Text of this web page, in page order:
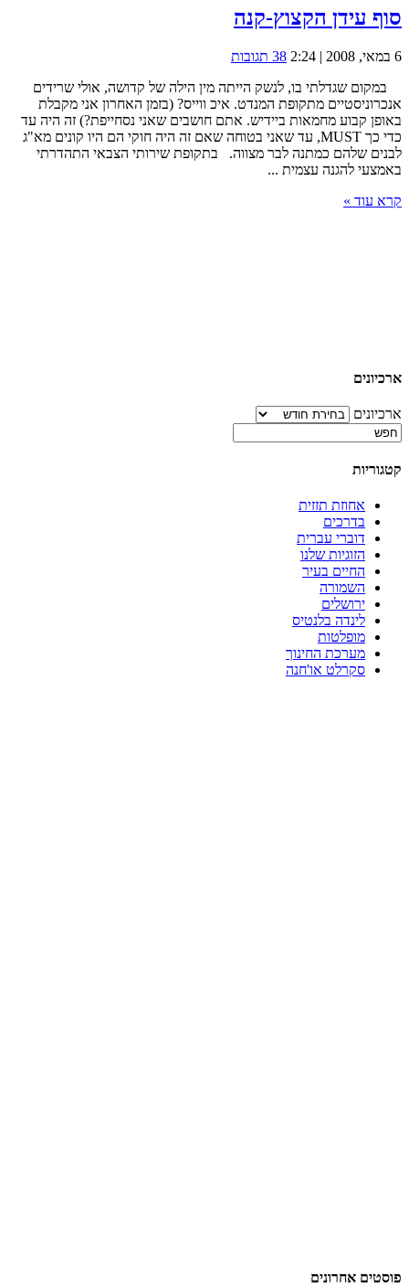
סוף עידן הקצוץ-קנה
6 במאי, 2008 | 2:24
38 תגובות
במקום שגדלתי בו, לנשק הייתה מין הילה של קדושה, אולי שרידים
אנכרוניסטיים מתקופת המנדט. איכ ווייס? (בזמן האחרון אני מקבלת
באופן קבוע מחמאות ביידיש. אתם חושבים שאני נסחייפת?) זה היה עד
כדי כך MUST, עד שאני בטוחה שאם זה היה חוקי הם היו קונים מא"ג
לבנים שלהם כמתנה לבר מצווה. בתקופת שירותי הצבאי התהדרתי
באמצעי להגנה עצמית ...
קרא עוד »
ארכיונים
ארכיונים
קטגוריות
אחוזת תזזית
בדרכים
דוברי עברית
הזוגיות שלנו
החיים בעיר
השמורה
ירושלים
לינדה בלנטיס
מופלטות
מערכת החינוך
סקרלט או'חנה
פוסטים אחרונים